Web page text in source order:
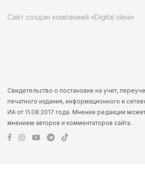
Сайт создан компанией «Digital idea»
Свидетельство о постановке на учет,
печатного издания, информационного и
ИА от 11.08.2017 года. Мнение редакции
мнением авторов и комментаторов сайта.